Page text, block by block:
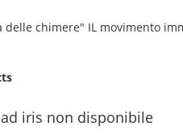
delle chimere" IL movimento
iris non disponibile